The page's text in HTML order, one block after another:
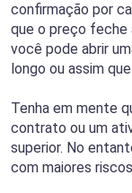
confirmação por
que o preço feche
você pode abrir
longo ou assim
Tenha em mente
contrato ou um
superior. No
com maiores